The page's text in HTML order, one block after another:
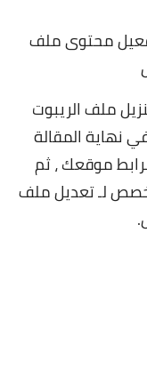
محتوى ملف
ملف الريبوت
نهاية المقالة
موقعك ، ثم
لـ تعديل ملف